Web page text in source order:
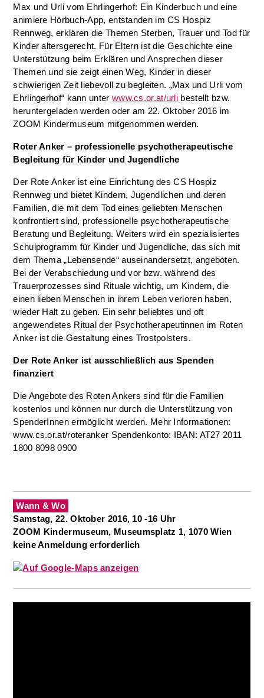
Max und Urli vom Ehrlingerhof: Ein Kinderbuch und eine
animiere Hörbuch-App, entstanden im CS Hospiz
Rennweg, erklären die Themen Sterben, Trauer und Tod für
Kinder altersgerecht. Für Eltern ist die Geschichte eine
Unterstützung beim Erklären und Ansprechen dieser
Themen und sie zeigt einen Weg, Kinder in dieser
schwierigen Zeit liebevoll zu begleiten. „Max und Urli vom
Ehrlingerhof“ kann unter www.cs.or.at/urli bestellt bzw.
heruntergeladen werden oder am 22. Oktober 2016 im
ZOOM Kindermuseum mitgenommen werden.
Roter Anker – professionelle psychotherapeutische
Begleitung für Kinder und Jugendliche
Der Rote Anker ist eine Einrichtung des CS Hospiz
Rennweg und bietet Kindern, Jugendlichen und deren
Familien, die mit dem Tod eines geliebten Menschen
konfrontiert sind, professionelle psychotherapeutische
Beratung und Begleitung. Weiters wird ein spezialisiertes
Schulprogramm für Kinder und Jugendliche, das sich mit
dem Thema „Lebensende“ auseinandersetzt, angeboten.
Bei der Verabschiedung und vor bzw. während des
Trauerprozesses sind Rituale wichtig, um Kindern, die
einen lieben Menschen in ihrem Leben verloren haben,
wieder Halt zu geben. Ein sehr beliebtes und oft
angewendetes Ritual der Psychotherapeutinnen im Roten
Anker ist die Gestaltung eines Trostpolsters.
Der Rote Anker ist ausschließlich aus Spenden
finanziert
Die Angebote des Roten Ankers sind für die Familien
kostenlos und können nur durch die Unterstützung von
SpenderInnen ermöglicht werden. Mehr Informationen:
www.cs.or.at/roteranker Spendenkonto: IBAN: AT27 2011
1800 8098 0900
Wann & Wo
Samstag, 22. Oktober 2016, 10 -16 Uhr
ZOOM Kindermuseum, Museumsplatz 1, 1070 Wien
keine Anmeldung erforderlich